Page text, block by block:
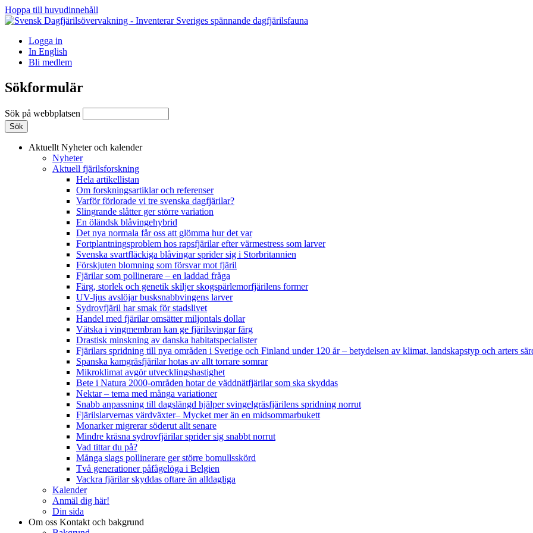
Hoppa till huvudinnehåll
Logga in
In English
Bli medlem
Sökformulär
Sök på webbplatsen
Aktuellt Nyheter och kalender
Nyheter
Aktuell fjärilsforskning
Hela artikellistan
Om forskningsartiklar och referenser
Varför förlorade vi tre svenska dagfjärilar?
Slingrande slåtter ger större variation
En öländsk blåvingehybrid
Det nya normala får oss att glömma hur det var
Fortplantningsproblem hos rapsfjärilar efter värmestress som larver
Svenska svartfläckiga blåvingar sprider sig i Storbritannien
Förskjuten blomning som försvar mot fjäril
Fjärilar som pollinerare – en laddad fråga
Färg, storlek och genetik skiljer skogspärlemorfjärilens former
UV-ljus avslöjar busksnabbvingens larver
Sydrovfjäril har smak för stadslivet
Handel med fjärilar omsätter miljontals dollar
Vätska i vingmembran kan ge fjärilsvingar färg
Drastisk minskning av danska habitatspecialister
Fjärilars spridning till nya områden i Sverige och Finland under 120 år– betydelsen av klimat, landskapstyp och arters
Spanska kamgräsfjärilar hotas av allt torrare somrar
Mikroklimat avgör utvecklingshastighet
Bete i Natura 2000-områden hotar de väddnätfjärilar som ska skyddas
Nektar – tema med många variationer
Snabb anpassning till dagslängd hjälper svingelgräsfjärilens spridning norrut
Fjärilslarvernas värdväxter– Mycket mer än en midsommarbukett
Monarker migrerar söderut allt senare
Mindre kräsna sydrovfjärilar sprider sig snabbt norrut
Vad tittar du på?
Många slags pollinerare ger större bomullsskörd
Två generationer påfågelöga i Belgien
Vackra fjärilar skyddas oftare än alldagliga
Kalender
Anmäl dig här!
Din sida
Om oss Kontakt och bakgrund